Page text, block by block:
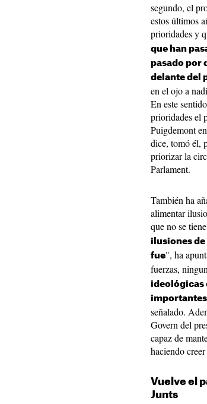
segundo, el
estos últimos
prioridades y
que han
pasado por
delante del
en el ojo a
En este
prioridades el
Puigdemont
dice, tomó él,
priorizar la
Parlament.
También ha
alimentar
que no se
ilusiones de
fue", ha
fuerzas,
ideológicas
importantes
señalado.
Govern del
capaz de
haciendo
Vuelve el
Junts